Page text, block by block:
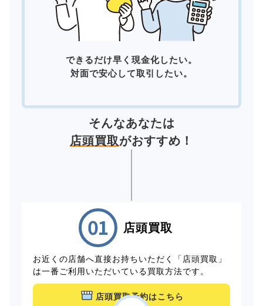
できるだけ早く現金化したい。
対面で安心して取引したい。
そんなあなたは
店頭買取がおすすめ！
店頭買取
お近くの店舗へ直接お持ちいただく「店頭買取」
は一番ご利用いただいている買取方法です。
店頭買取予約はこちら